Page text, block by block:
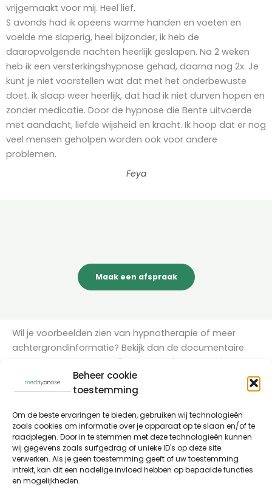
Beheer cookie
toestemming
Om de beste ervaringen te bieden, gebruiken wij technologieën
zoals cookies om informatie over je apparaat op te slaan en/of te
raadplegen. Door in te stemmen met deze technologieën kunnen
wij gegevens zoals surfgedrag of unieke ID's op deze site
verwerken. Als je geen toestemming geeft of uw toestemming
intrekt, kan dit een nadelige invloed hebben op bepaalde functies
en mogelijkheden.
vrijgemaakt voor mij. Heel lief.
S avonds had ik opeens warme handen en voeten en
voelde me slaperig, heel bijzonder, ik heb de
daaropvolgende nachten heerlijk geslapen. Na 2 weken
heb ik een versterkingshypnose gehad, daarna nog 2x. Je
kunt je niet voorstellen wat dat met het onderbewuste
doet. ik slaap weer heerlijk, dat had ik niet durven hopen en
zonder medicatie. Door de hypnose die Bente uitvoerde
met aandacht, liefde wijsheid en kracht. Ik hoop dat er nog
veel mensen geholpen worden ook voor andere
problemen.
Feya
Maak een afspraak
Wil je voorbeelden zien van hypnotherapie of meer
achtergrondinformatie? Bekijk dan de documentaire
van 2Doc. Deze documentaire gaat
over hypnotherapie bij prikkelbare darmsyndroom.
KompasviaSpotifyofApple Podcasts, waarin ik over
hypnotherapie vertel!